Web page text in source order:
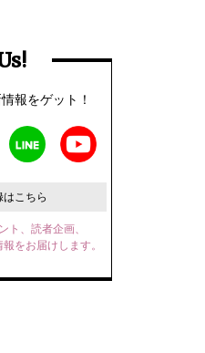
報をゲット！
はこちら
ト、読者企画、
をお届けします。